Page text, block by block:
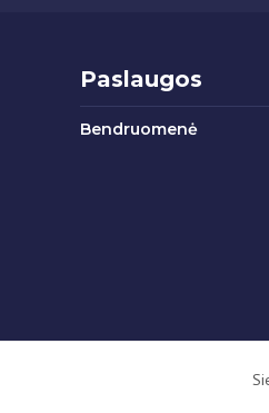
Paslaugos
Bendruomenė
Visos teisės saugomos ©